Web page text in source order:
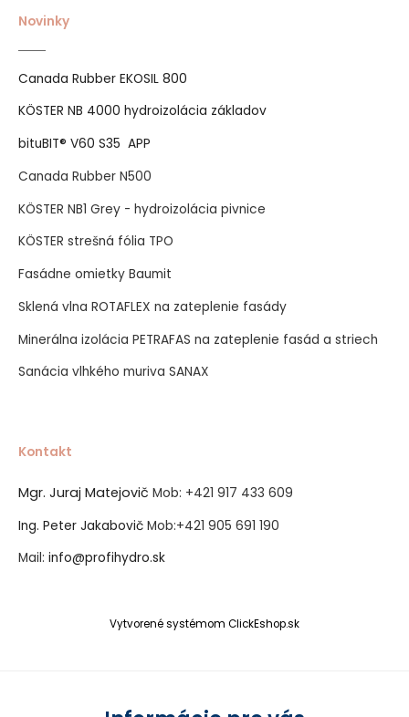
Novinky
Canada Rubber EKOSIL 800
KÖSTER NB 4000 hydroizolácia základov
bituBIT® V60 S35 APP
Canada Rubber N500
KÖSTER NB1 Grey - hydroizolácia pivnice
KÖSTER strešná fólia TPO
Fasádne omietky Baumit
Sklená vlna ROTAFLEX na zateplenie fasády
Minerálna izolácia PETRAFAS na zateplenie fasád a striech
Sanácia vlhkého muriva SANAX
Kontakt
Mgr. Juraj Matejovič Mob: +421 917 433 609
Ing. Peter Jakabovič Mob:+421 905 691 190
Mail: info@profihydro.sk
Vytvorené systémom ClickEshop.sk